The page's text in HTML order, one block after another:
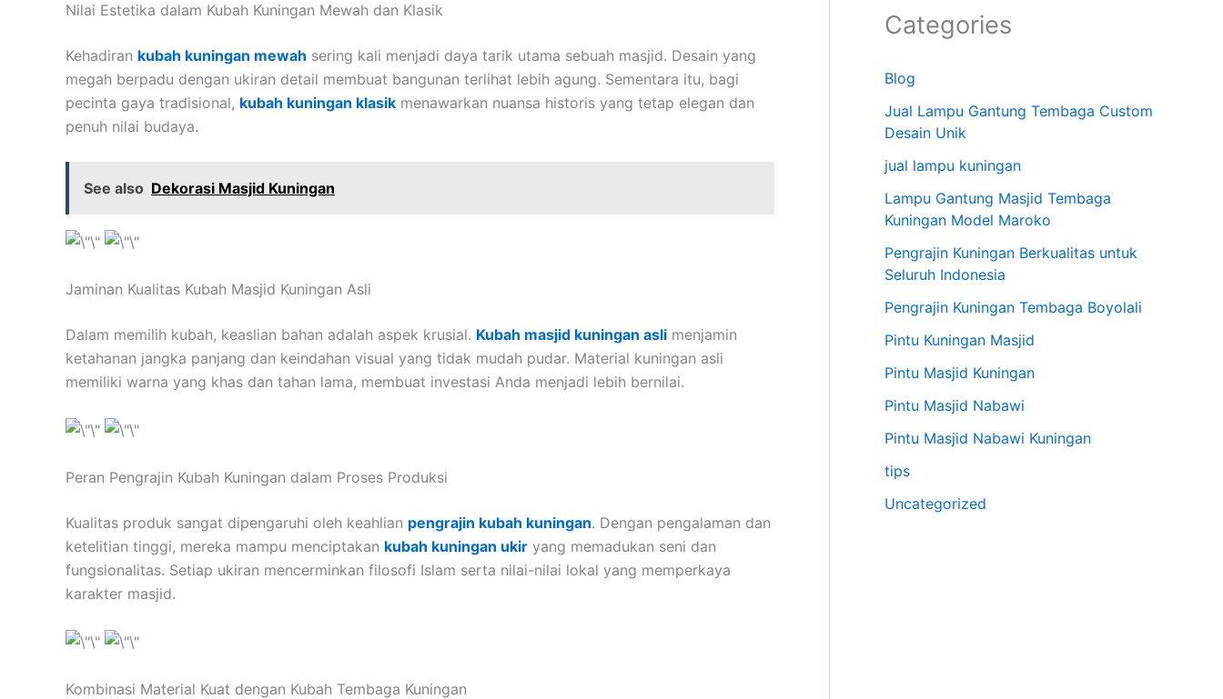
Nilai Estetika dalam Kubah Kuningan Mewah dan Klasik
Kehadiran kubah kuningan mewah sering kali menjadi daya tarik utama sebuah masjid. Desain yang
megah berpadu dengan ukiran detail membuat bangunan terlihat lebih agung. Sementara itu, bagi
pecinta gaya tradisional, kubah kuningan klasik menawarkan nuansa historis yang tetap elegan dan
penuh nilai budaya.
See also Dekorasi Masjid Kuningan
Jaminan Kualitas Kubah Masjid Kuningan Asli
Dalam memilih kubah, keaslian bahan adalah aspek krusial. Kubah masjid kuningan asli menjamin
ketahanan jangka panjang dan keindahan visual yang tidak mudah pudar. Material kuningan asli
memiliki warna yang khas dan tahan lama, membuat investasi Anda menjadi lebih bernilai.
Peran Pengrajin Kubah Kuningan dalam Proses Produksi
Kualitas produk sangat dipengaruhi oleh keahlian pengrajin kubah kuningan. Dengan pengalaman dan
ketelitian tinggi, mereka mampu menciptakan kubah kuningan ukir yang memadukan seni dan
fungsionalitas. Setiap ukiran mencerminkan filosofi Islam serta nilai-nilai lokal yang memperkaya
karakter masjid.
Kombinasi Material Kuat dengan Kubah Tembaga Kuningan
Categories
Blog
Jual Lampu Gantung Tembaga Custom
Desain Unik
jual lampu kuningan
Lampu Gantung Masjid Tembaga
Kuningan Model Maroko
Pengrajin Kuningan Berkualitas untuk
Seluruh Indonesia
Pengrajin Kuningan Tembaga Boyolali
Pintu Kuningan Masjid
Pintu Masjid Kuningan
Pintu Masjid Nabawi
Pintu Masjid Nabawi Kuningan
tips
Uncategorized